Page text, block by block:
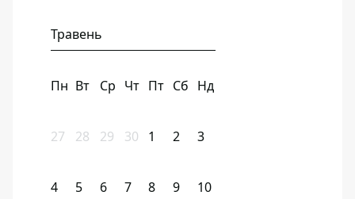
Травень
Пн Вт Ср Чт Пт Сб Нд
27 28 29 30 1 2 3
4 5 6 7 8 9 10